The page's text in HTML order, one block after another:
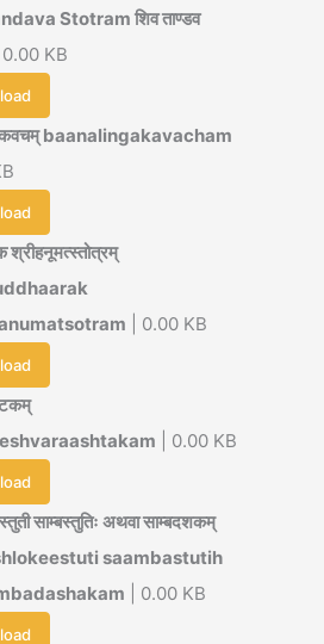
Stotram शिव ताण्डव
KB
baanalingakavacham
श्रीहनूमत्स्तोत्रम्
| 0.00 KB
| 0.00 KB
साम्बस्तुतिः अथवा साम्बदशकम्
saambastutih
| 0.00 KB